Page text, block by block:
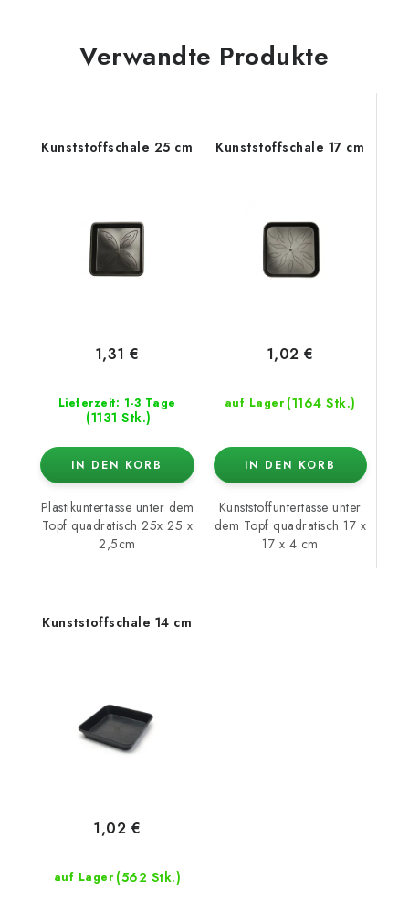
Verwandte Produkte
Kunststoffschale 25 cm
Lieferzeit: 1-3 Tage
(1131 Stk.)
1,31 €
IN DEN KORB
Plastikuntertasse unter dem
Topf quadratisch 25x 25 x
2,5cm
Kunststoffschale 17 cm
auf Lager (1164 Stk.)
1,02 €
IN DEN KORB
Kunststoffuntertasse unter
dem Topf quadratisch 17 x
17 x 4 cm
Kunststoffschale 14 cm
auf Lager (562 Stk.)
1,02 €